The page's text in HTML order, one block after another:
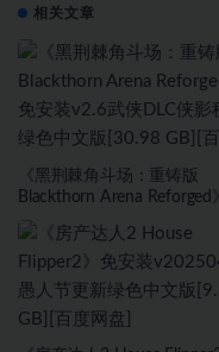
相关文章
《黑荆棘角斗场：重铸版
Blackthorn Arena Reforged
文版[30.98 GB][百度网盘]